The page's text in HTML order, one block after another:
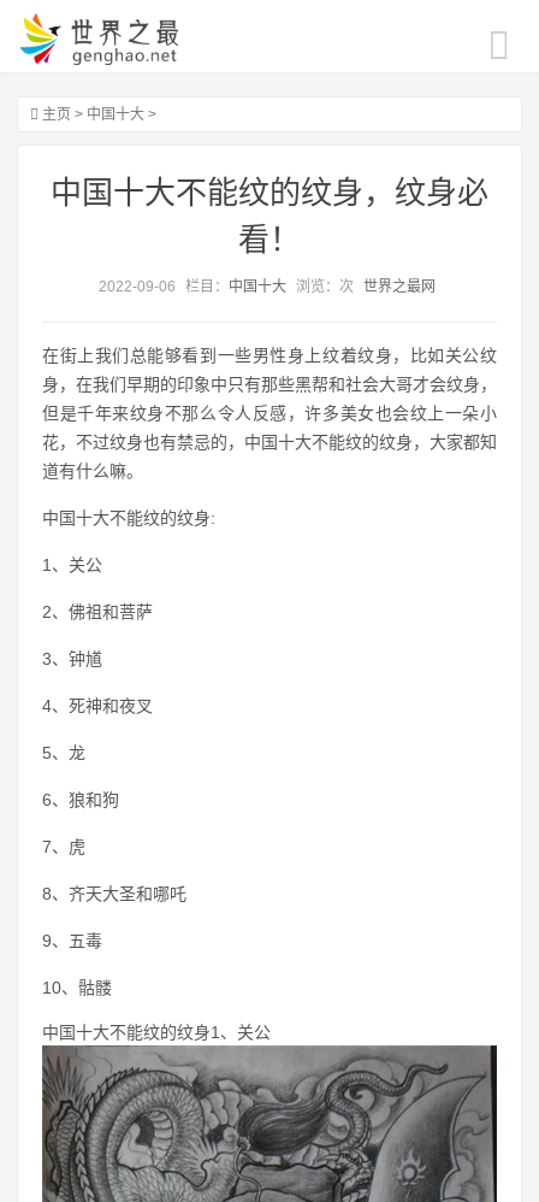
主页 > 中国十大 >
中国十大不能纹的纹身，纹身必
看！
2022-09-06 栏目： 中国十大 浏览： 次 世界之最网
在街上我们总能够看到一些男性身上纹着纹身，比如关公纹
身，在我们早期的印象中只有那些黑帮和社会大哥才会纹身，
但是千年来纹身不那么令人反感，许多美女也会纹上一朵小
花，不过纹身也有禁忌的，中国十大不能纹的纹身，大家都知
道有什么嘛。
中国十大不能纹的纹身:
1、关公
2、佛祖和菩萨
3、钟馗
4、死神和夜叉
5、龙
6、狼和狗
7、虎
8、齐天大圣和哪吒
9、五毒
10、骷髅
中国十大不能纹的纹身1、关公